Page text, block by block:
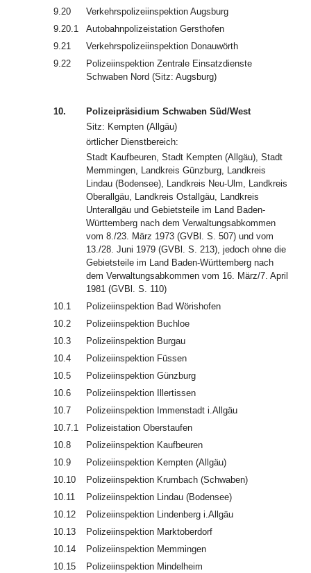
9.20
Verkehrspolizeiinspektion Augsburg
9.20.1
Autobahnpolizeistation Gersthofen
9.21
Verkehrspolizeiinspektion Donauwörth
9.22
Polizeiinspektion Zentrale Einsatzdienste
Schwaben Nord (Sitz: Augsburg)
10.
Polizeipräsidium Schwaben Süd/West
Sitz: Kempten (Allgäu)
örtlicher Dienstbereich:
Stadt Kaufbeuren, Stadt Kempten (Allgäu), Stadt
Memmingen, Landkreis Günzburg, Landkreis
Lindau (Bodensee), Landkreis Neu-Ulm, Landkreis
Oberallgäu, Landkreis Ostallgäu, Landkreis
Unterallgäu und Gebietsteile im Land Baden-
Württemberg nach dem Verwaltungsabkommen
vom 8./23. März 1973 (GVBl. S. 507) und vom
13./28. Juni 1979 (GVBl. S. 213), jedoch ohne die
Gebietsteile im Land Baden-Württemberg nach
dem Verwaltungsabkommen vom 16. März/7. April
1981 (GVBl. S. 110)
10.1
Polizeiinspektion Bad Wörishofen
10.2
Polizeiinspektion Buchloe
10.3
Polizeiinspektion Burgau
10.4
Polizeiinspektion Füssen
10.5
Polizeiinspektion Günzburg
10.6
Polizeiinspektion Illertissen
10.7
Polizeiinspektion Immenstadt i.Allgäu
10.7.1
Polizeistation Oberstaufen
10.8
Polizeiinspektion Kaufbeuren
10.9
Polizeiinspektion Kempten (Allgäu)
10.10
Polizeiinspektion Krumbach (Schwaben)
10.11
Polizeiinspektion Lindau (Bodensee)
10.12
Polizeiinspektion Lindenberg i.Allgäu
10.13
Polizeiinspektion Marktoberdorf
10.14
Polizeiinspektion Memmingen
10.15
Polizeiinspektion Mindelheim